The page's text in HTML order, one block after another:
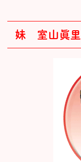
妹 室山眞里